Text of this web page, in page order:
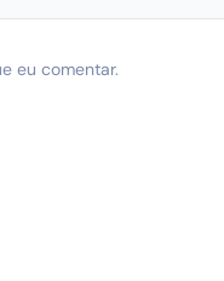
eu comentar.